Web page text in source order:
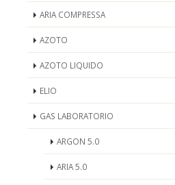
ARIA COMPRESSA
AZOTO
AZOTO LIQUIDO
ELIO
GAS LABORATORIO
ARGON 5.0
ARIA 5.0